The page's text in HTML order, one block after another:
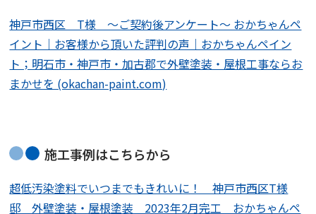
神戸市西区 T様 〜ご契約後アンケート〜 おかちゃんペ
イント｜お客様から頂いた評判の声｜おかちゃんペイン
ト；明石市・神戸市・加古郡で外壁塗装・屋根工事ならお
まかせを (okachan-paint.com)
施工事例はこちらから
超低汚染塗料でいつまでもきれいに！ 神戸市西区T様
邸 外壁塗装・屋根塗装 2023年2月完工 おかちゃんペ